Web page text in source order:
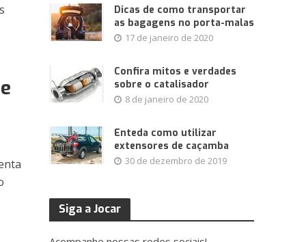
Dicas de como transportar
as bagagens no porta-malas
17 de janeiro de 2020
Confira mitos e verdades
sobre o catalisador
8 de janeiro de 2020
Enteda como utilizar
extensores de caçamba
30 de dezembro de 2019
Siga a Jocar